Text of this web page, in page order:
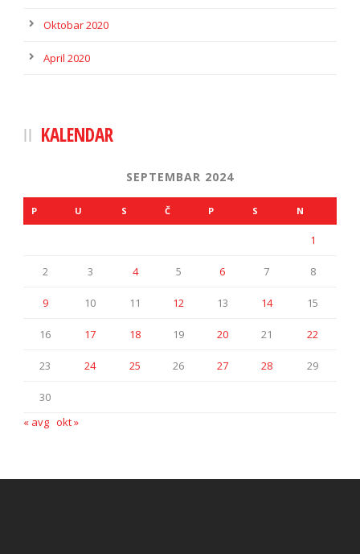
Oktobar 2020
April 2020
KALENDAR
SEPTEMBAR 2024
P U S Č P S N
1
2 3 4 5 6 7 8
9 10 11 12 13 14 15
16 17 18 19 20 21 22
23 24 25 26 27 28 29
30
« avg okt »